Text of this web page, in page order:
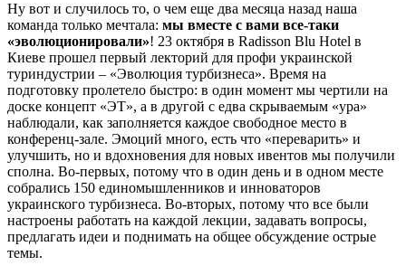
Ну вот и случилось то, о чем еще два месяца назад наша
команда только мечтала: мы вместе с вами все-таки
«эволюционировали»! 23 октября в Radisson Blu Hotel в
Киеве прошел первый лекторий для профи украинской
туриндустрии – «Эволюция турбизнеса». Время на
подготовку пролетело быстро: в один момент мы чертили на
доске концепт «ЭТ», а в другой с едва скрываемым «ура»
наблюдали, как заполняется каждое свободное место в
конференц-зале. Эмоций много, есть что «переварить» и
улучшить, но и вдохновения для новых ивентов мы получили
сполна. Во-первых, потому что в один день и в одном месте
собрались 150 единомышленников и инноваторов
украинского турбизнеса. Во-вторых, потому что все были
настроены работать на каждой лекции, задавать вопросы,
предлагать идеи и поднимать на общее обсуждение острые
темы.